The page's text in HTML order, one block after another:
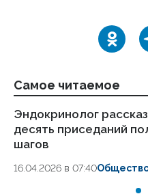
Самое читаемое
Эндокринолог
десять приседаний
шагов
16.04.2026 в 07:40